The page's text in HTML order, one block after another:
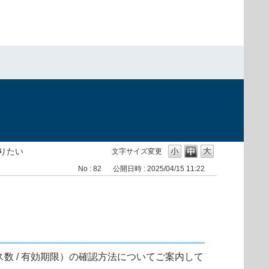
文字サイズ変更
たい
No : 82 公開日時 : 2025/04/15 11:22
/ 有効期限）の確認方法についてご案内して